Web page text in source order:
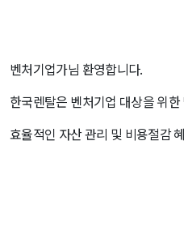
벤처기업가님 환영합니다.
한국렌탈은 벤처기업 대상을 위
효율적인 자산 관리 및 비용절감